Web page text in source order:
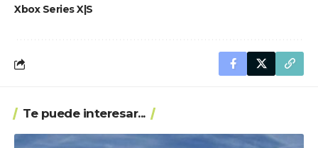
Xbox Series X|S
Te puede interesar...